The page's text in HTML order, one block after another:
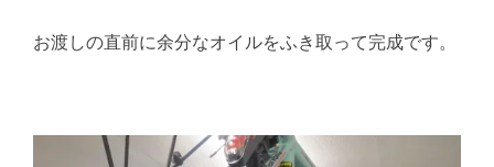
お渡しの直前に余分なオイルをふき取って完成です。